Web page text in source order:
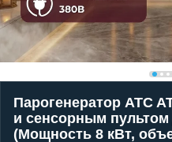
Парогенератор ATC
и сенсорным
(Мощность 8 кВт,